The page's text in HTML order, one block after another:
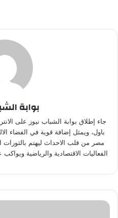
بوابة
جاء إطلاق بوابة الشباب نيوز على
باول، ويمثل إضافة قوية في الفضاء
مصر من قلب الاحداث ليهتم بالثورات
الفعاليات الاقتصادية والرياضية
نجوم